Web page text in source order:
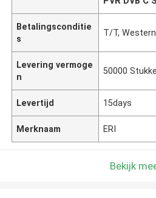
Betalingsconditie
s
T/T,
Levering vermoge
n
50000
Levertijd 15days
Merknaam ERI
Bekijk